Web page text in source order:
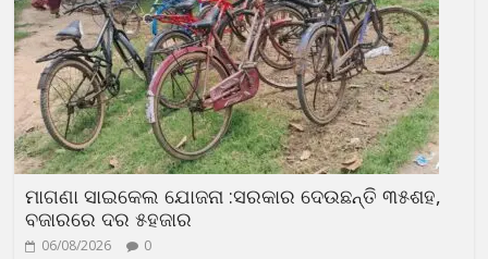
ମାଗଣା ସାଇକେଲ ଯୋଜନା :ସରକାର ଦେଉଛନ୍ତି ୩୫ଶହ,
ବଜାରରେ ଦର ୫ହଜାର
06/08/2026 0